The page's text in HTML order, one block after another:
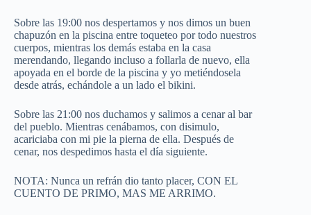
Sobre las 19:00 nos despertamos y nos dimos un buen
chapuzón en la piscina entre toqueteo por todo nuestros
cuerpos, mientras los demás estaba en la casa
merendando, llegando incluso a follarla de nuevo, ella
apoyada en el borde de la piscina y yo metiéndosela
desde atrás, echándole a un lado el bikini.
Sobre las 21:00 nos duchamos y salimos a cenar al bar
del pueblo. Mientras cenábamos, con disimulo,
acariciaba con mi pie la pierna de ella. Después de
cenar, nos despedimos hasta el día siguiente.
NOTA: Nunca un refrán dio tanto placer, CON EL
CUENTO DE PRIMO, MAS ME ARRIMO.